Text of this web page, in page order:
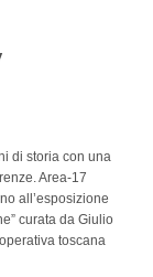
di storia con una
Area-17
all’esposizione
curata da Giulio
toscana